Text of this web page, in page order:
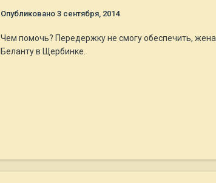
Опубликовано 3 сентября, 2014
Чем помочь? Передержку не смогу обеспечить,
Беланту в Щербинке.